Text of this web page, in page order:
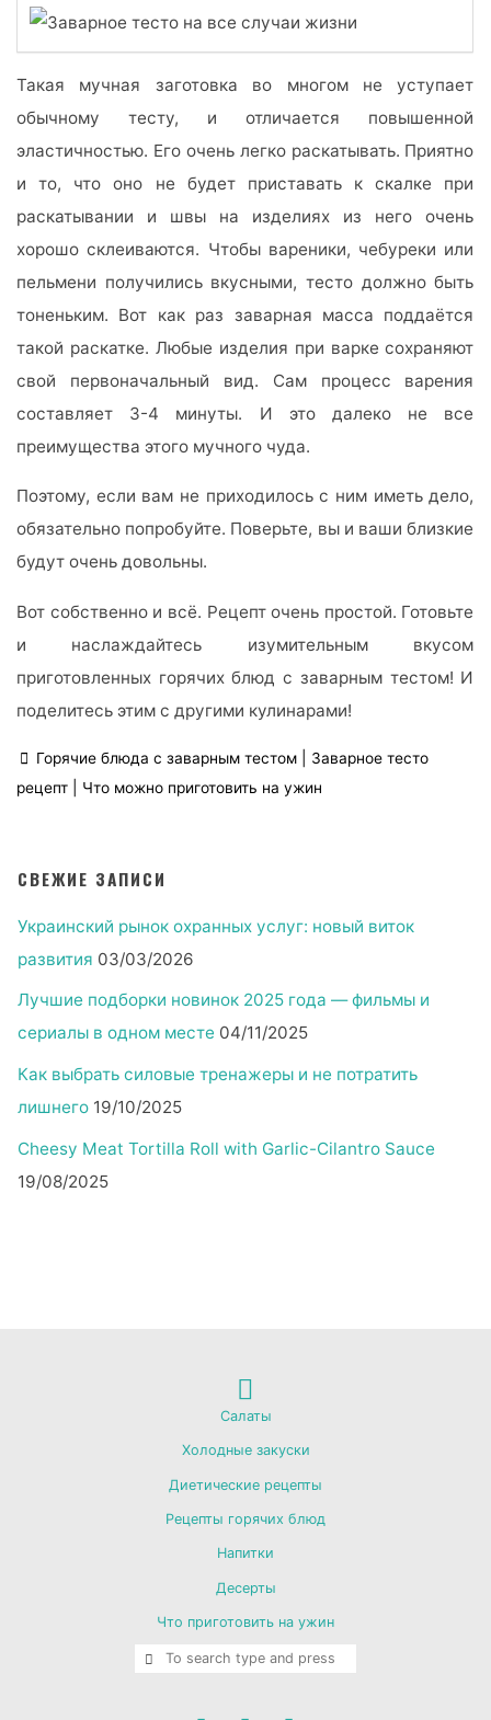
Такая мучная заготовка во многом не уступает
обычному тесту, и отличается повышенной
эластичностью. Его очень легко раскатывать. Приятно
и то, что оно не будет приставать к скалке при
раскатывании и швы на изделиях из него очень
хорошо склеиваются. Чтобы вареники, чебуреки или
пельмени получились вкусными, тесто должно быть
тоненьким. Вот как раз заварная масса поддаётся
такой раскатке. Любые изделия при варке сохраняют
свой первоначальный вид. Сам процесс варения
составляет 3-4 минуты. И это далеко не все
преимущества этого мучного чуда.
Поэтому, если вам не приходилось с ним иметь дело,
обязательно попробуйте. Поверьте, вы и ваши близкие
будут очень довольны.
Вот собственно и всё. Рецепт очень простой. Готовьте
и наслаждайтесь изумительным вкусом
приготовленных горячих блюд с заварным тестом! И
поделитесь этим с другими кулинарами!
Горячие блюда с заварным тестом
Заварное тесто
рецепт
Что можно приготовить на ужин
СВЕЖИЕ ЗАПИСИ
Украинский рынок охранных услуг: новый виток
развития 03/03/2026
Лучшие подборки новинок 2025 года — фильмы и
сериалы в одном месте 04/11/2025
Как выбрать силовые тренажеры и не потратить
лишнего 19/10/2025
Cheesy Meat Tortilla Roll with Garlic-Cilantro Sauce
19/08/2025
Салаты
Холодные закуски
Диетические рецепты
Рецепты горячих блюд
Напитки
Десерты
Что приготовить на ужин
SEARCH
Back
to
Top